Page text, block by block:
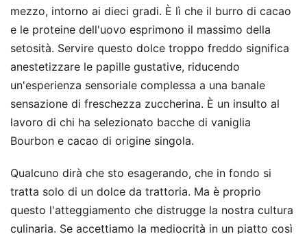
mezzo, intorno ai dieci gradi. È lì che il burro di cacao
e le proteine dell'uovo esprimono il massimo della
setosità. Servire questo dolce troppo freddo significa
anestetizzare le papille gustative, riducendo
un'esperienza sensoriale complessa a una banale
sensazione di freschezza zuccherina. È un insulto al
lavoro di chi ha selezionato bacche di vaniglia
Bourbon e cacao di origine singola.
Qualcuno dirà che sto esagerando, che in fondo si
tratta solo di un dolce da trattoria. Ma è proprio
questo l'atteggiamento che distrugge la nostra cultura
culinaria. Se accettiamo la mediocrità in un piatto così